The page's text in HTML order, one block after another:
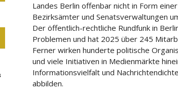
Landes Berlin offenbar nicht in Form
Bezirksämter und Senatsverwaltungen
Der öffentlich-rechtliche Rundfunk in
Problemen und hat 2025 über 245
Ferner wirken hunderte politische
und viele Initiativen in Medienmärkte
Informationsvielfalt und
abbilden.